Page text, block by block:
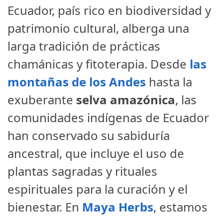
Ecuador, país rico en biodiversidad y
patrimonio cultural, alberga una
larga tradición de prácticas
chamánicas y fitoterapia. Desde las
montañas de los Andes hasta la
exuberante selva amazónica, las
comunidades indígenas de Ecuador
han conservado su sabiduría
ancestral, que incluye el uso de
plantas sagradas y rituales
espirituales para la curación y el
bienestar. En Maya Herbs, estamos